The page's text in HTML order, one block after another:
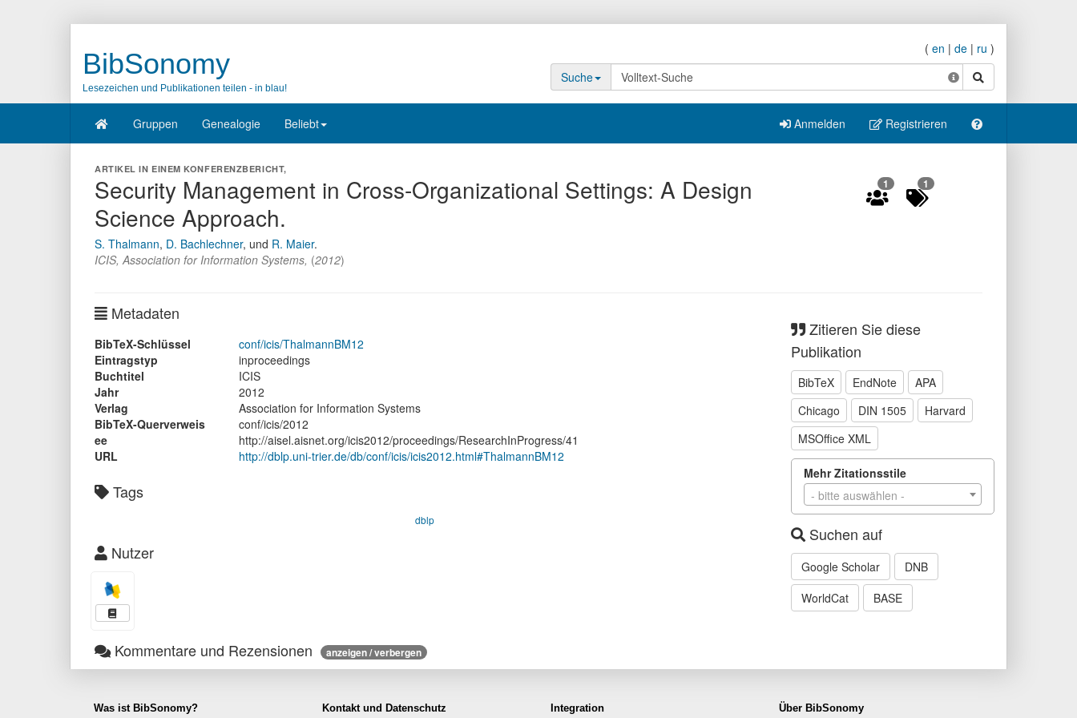
BibSonomy
Lesezeichen und Publikationen teilen - in blau!
( en | de | ru )
Suche
Suche
Gruppen Genealogie Beliebt Anmelden Registrieren
ARTIKEL IN EINEM KONFERENZBERICHT,
Security Management in Cross-Organizational Settings: A Design
Science Approach.
S. Thalmann, D. Bachlechner, und R. Maier.
ICIS,Association for Information Systems, (2012)
1 1
Metadaten
BibTeX-Schlüssel
conf/icis/ThalmannBM12
Eintragstyp
inproceedings
Buchtitel
ICIS
Jahr
2012
Verlag
Association for Information Systems
BibTeX-Querverweis
conf/icis/2012
ee
http://aisel.aisnet.org/icis2012/proceedings/ResearchInProgress/41
URL
http://dblp.uni-trier.de/db/conf/icis/icis2012.html#ThalmannBM12
Tags
dblp
Nutzer
Kommentare und Rezensionen anzeigen / verbergen
Zitieren Sie diese
Publikation
BibTeX EndNote
APA
Chicago
DIN 1505
Harvard
MSOffice XML
Mehr Zitationsstile
- bitte auswählen -
Suchen auf
Google Scholar
DNB
WorldCat
BASE
Was ist BibSonomy? Kontakt und Datenschutz Integration Über BibSonomy